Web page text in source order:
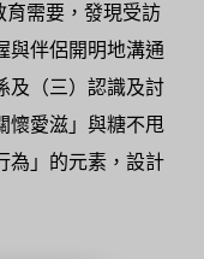
需要，發現受訪
與伴侶開明地溝通
及（三）認識及討
懷愛滋」與糖不甩
為」的元素，設計